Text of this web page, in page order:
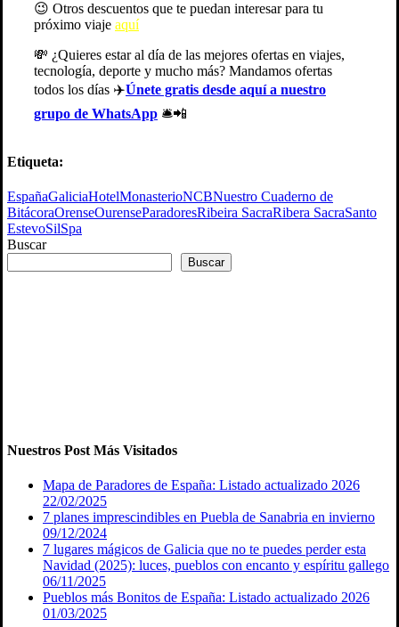
😉​ Otros descuentos que te puedan interesar para tu
próximo viaje aquí
💸 ¿Quieres estar al día de las mejores ofertas en viajes,
tecnología, deporte y mucho más? Mandamos ofertas
todos los días ✈️Únete gratis desde aquí a nuestro
grupo de WhatsApp 🛎️📲
Etiqueta:
EspañaGaliciaHotelMonasterioNCBNuestro Cuaderno de
BitácoraOrenseOurenseParadoresRibeira SacraRibera SacraSanto
EstevoSilSpa
Buscar
Buscar
Nuestros Post Más Visitados
Mapa de Paradores de España: Listado actualizado 2026
22/02/2025
7 planes imprescindibles en Puebla de Sanabria en invierno
09/12/2024
7 lugares mágicos de Galicia que no te puedes perder esta
Navidad (2025): luces, pueblos con encanto y espíritu gallego
06/11/2025
Pueblos más Bonitos de España: Listado actualizado 2026
01/03/2025